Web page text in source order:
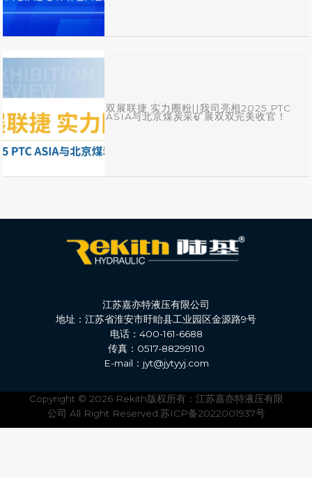
双展联捷 实力圈粉||我司亮相2025 PTC
ASIA与北京煤炭采矿展双双完美收官！
江苏嘉亦特液压有限公司
地址：江苏省淮安市盱眙县工业园区金源路9号
电话：400-161-6688
传真：0517-88299110
E-mail：jyt@jytyyj.com
Copyright © 2026 Rekith版权所有：江苏嘉亦特液压有限
公司 All Right Reserved.苏ICP备2022001937号